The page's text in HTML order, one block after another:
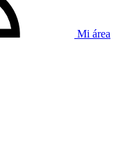
Mi área